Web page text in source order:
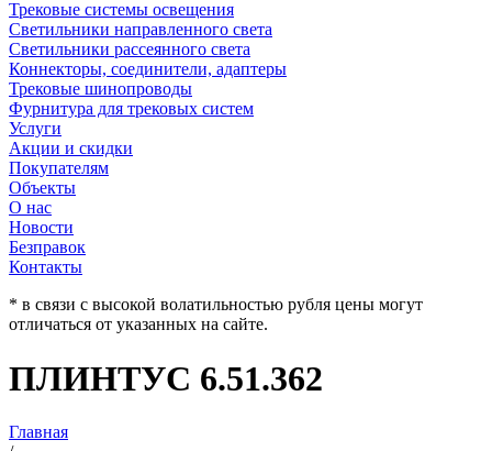
Трековые системы освещения
Светильники направленного света
Светильники рассеянного света
Коннекторы, соединители, адаптеры
Трековые шинопроводы
Фурнитура для трековых систем
Услуги
Акции и скидки
Покупателям
Объекты
О нас
Новости
Безправок
Контакты
* в связи с высокой волатильностью рубля цены могут
отличаться от указанных на сайте.
ПЛИНТУС 6.51.362
Главная